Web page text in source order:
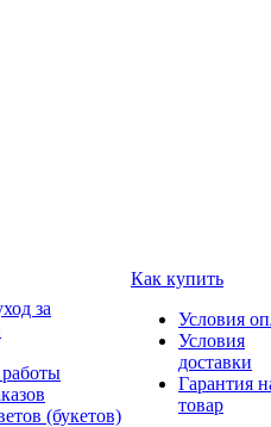
за
(букетов)
Как купить
Условия
Условия
доставки
Гарантия
товар